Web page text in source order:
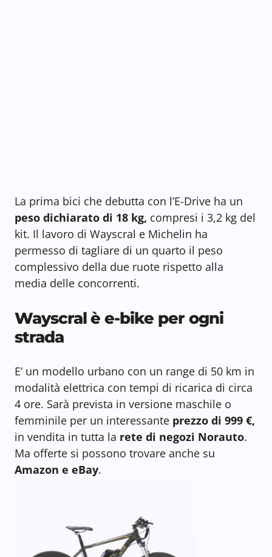
La prima bici che debutta con l’E-Drive ha un
peso dichiarato di 18 kg, compresi i 3,2 kg del
kit. Il lavoro di Wayscral e Michelin ha
permesso di tagliare di un quarto il peso
complessivo della due ruote rispetto alla
media delle concorrenti.
Wayscral è e-bike per ogni
strada
E’ un modello urbano con un range di 50 km in
modalità elettrica con tempi di ricarica di circa
4 ore. Sarà prevista in versione maschile o
femminile per un interessante prezzo di 999 €,
in vendita in tutta la rete di negozi Norauto.
Ma offerte si possono trovare anche su
Amazon e eBay.